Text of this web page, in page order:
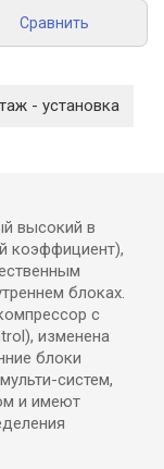
Сравнить
- установка
высокий в
коэффициент),
блоках.
с
изменена
блоки
систем,
и имеют